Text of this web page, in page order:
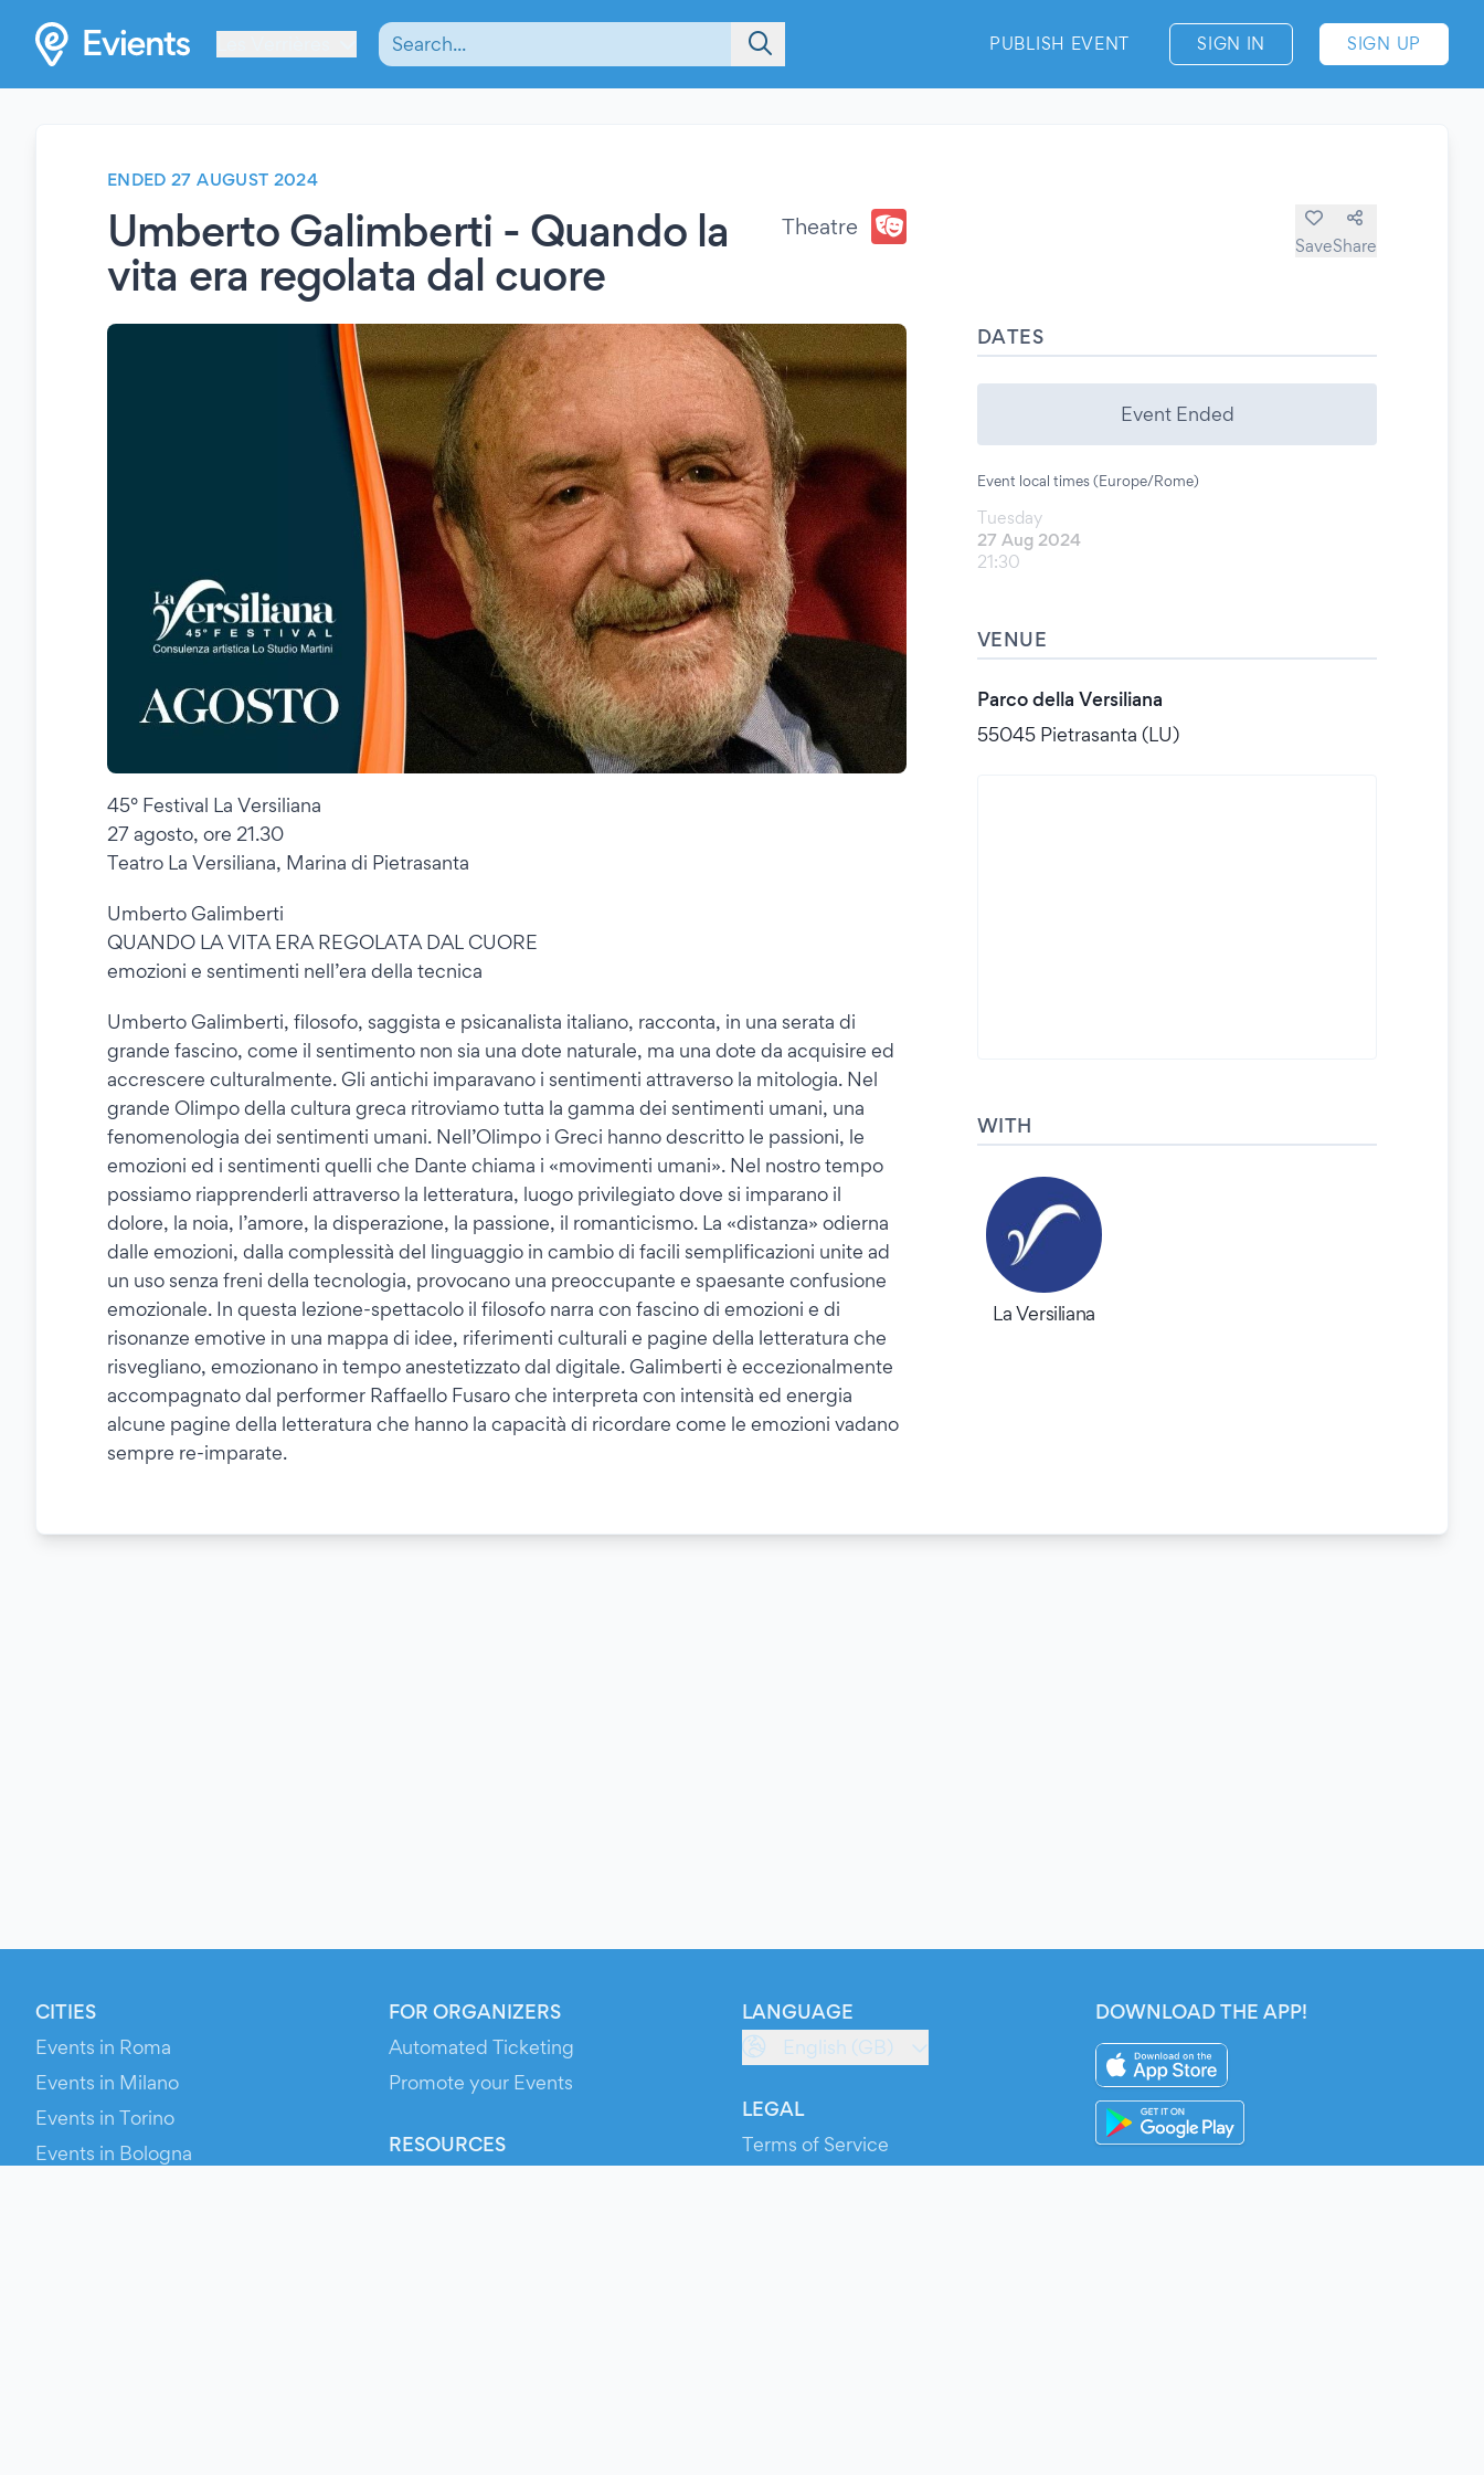
PUBLISH EVENT SIGN IN SIGN UP
ENDED 27 AUGUST 2024
Umberto Galimberti - Quando la
vita era regolata dal cuore
Theatre
SaveShare
45° Festival La Versiliana
27 agosto, ore 21.30
Teatro La Versiliana, Marina di Pietrasanta
Umberto Galimberti
QUANDO LA VITA ERA REGOLATA DAL CUORE
emozioni e sentimenti nell’era della tecnica
Umberto Galimberti, filosofo, saggista e psicanalista italiano, racconta, in una serata di
grande fascino, come il sentimento non sia una dote naturale, ma una dote da acquisire ed
accrescere culturalmente. Gli antichi imparavano i sentimenti attraverso la mitologia. Nel
grande Olimpo della cultura greca ritroviamo tutta la gamma dei sentimenti umani, una
fenomenologia dei sentimenti umani. Nell’Olimpo i Greci hanno descritto le passioni, le
emozioni ed i sentimenti quelli che Dante chiama i «movimenti umani». Nel nostro tempo
possiamo riapprenderli attraverso la letteratura, luogo privilegiato dove si imparano il
dolore, la noia, l’amore, la disperazione, la passione, il romanticismo. La «distanza» odierna
dalle emozioni, dalla complessità del linguaggio in cambio di facili semplificazioni unite ad
un uso senza freni della tecnologia, provocano una preoccupante e spaesante confusione
emozionale. In questa lezione-spettacolo il filosofo narra con fascino di emozioni e di
risonanze emotive in una mappa di idee, riferimenti culturali e pagine della letteratura che
risvegliano, emozionano in tempo anestetizzato dal digitale. Galimberti è eccezionalmente
accompagnato dal performer Raffaello Fusaro che interpreta con intensità ed energia
alcune pagine della letteratura che hanno la capacità di ricordare come le emozioni vadano
sempre re-imparate.
DATES
Event Ended
Event local times (Europe/Rome)
Tuesday
27 Aug 2024
21:30
VENUE
Parco della Versiliana
55045 Pietrasanta (LU)
WITH
La Versiliana
CITIES
Events in Roma
Events in Milano
Events in Torino
Events in Bologna
FOR ORGANIZERS
Automated Ticketing
Promote your Events
RESOURCES
LANGUAGE
English (GB)
LEGAL
Terms of Service
DOWNLOAD THE APP!